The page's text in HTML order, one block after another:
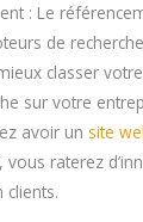
: Le
de
classer
sur votre
avoir un site
raterez
clients.